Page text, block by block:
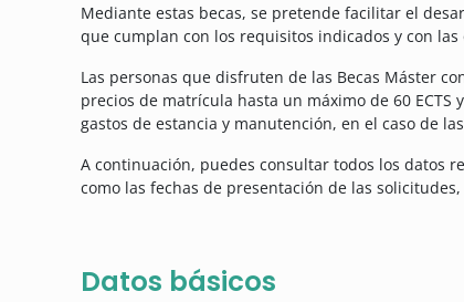
Mediante estas becas, se pretende facilitar el
que cumplan con los requisitos indicados y con
Las personas que disfruten de las Becas Máster
precios de matrícula hasta un máximo de 60
gastos de estancia y manutención, en el caso de
A continuación, puedes consultar todos los datos
como las fechas de presentación de las
Datos básicos